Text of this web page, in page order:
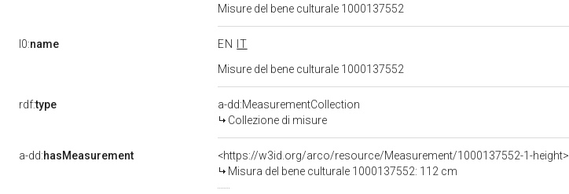
Misure del bene culturale 1000137552
l0:name EN
IT
Misure del bene culturale 1000137552
rdf:type
a-dd:MeasurementCollection
Collezione di misure
a-dd:hasMeasurement
<https://w3id.org/arco/resource/Measurement/1000137552-1-height>
Misura del bene culturale 1000137552: 112 cm